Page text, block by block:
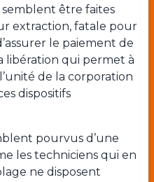
être faites
extraction, fatale pour
le paiement de
libération qui permet à
de la corporation
dispositifs
pourvus d’une
les techniciens qui en
ne disposent